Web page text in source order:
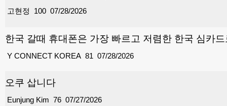
100
고현정 07/28/2026
한국 갈때 휴대폰은 가장 빠르고 저렴한 한국 심카
81
Y CONNECT KOREA 07/28/2026
오쿠 삽니다
76
Eunjung Kim 07/27/2026